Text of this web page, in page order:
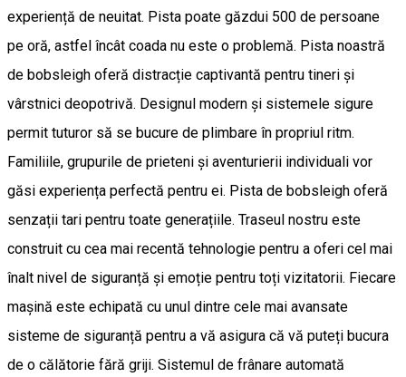
experiență de neuitat. Pista poate găzdui 500 de persoane
pe oră, astfel încât coada nu este o problemă. Pista noastră
de bobsleigh oferă distracție captivantă pentru tineri și
vârstnici deopotrivă. Designul modern și sistemele sigure
permit tuturor să se bucure de plimbare în propriul ritm.
Familiile, grupurile de prieteni și aventurierii individuali vor
găsi experiența perfectă pentru ei. Pista de bobsleigh oferă
senzații tari pentru toate generațiile. Traseul nostru este
construit cu cea mai recentă tehnologie pentru a oferi cel mai
înalt nivel de siguranță și emoție pentru toți vizitatorii. Fiecare
mașină este echipată cu unul dintre cele mai avansate
sisteme de siguranță pentru a vă asigura că vă puteți bucura
de o călătorie fără griji. Sistemul de frânare automată